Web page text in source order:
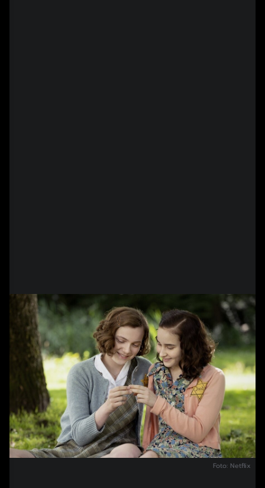
Foto: Netflix